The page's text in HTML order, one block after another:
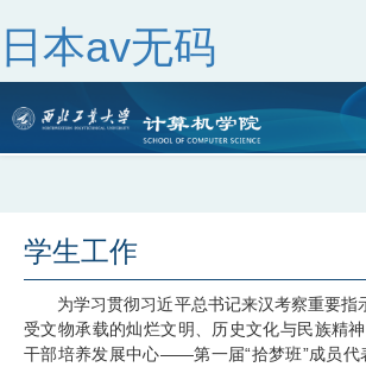
日本av无码
学生工作
为学习贯彻习近平总书记来汉考察重要指
受文物承载的灿烂文明、历史文化与民族精
干部培养发展中心——第一届“拾梦班”成员代